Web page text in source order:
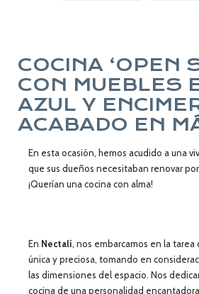
COCINA ‘OPEN
CON MUEBLES
AZUL Y
ACABADO EN
En esta ocasión, hemos acudido a una
que sus dueños necesitaban renovar
¡Querían una cocina con alma!
En Nectalí, nos embarcamos en la tarea
única y preciosa, tomando en
las dimensiones del espacio. Nos
cocina de una personalidad